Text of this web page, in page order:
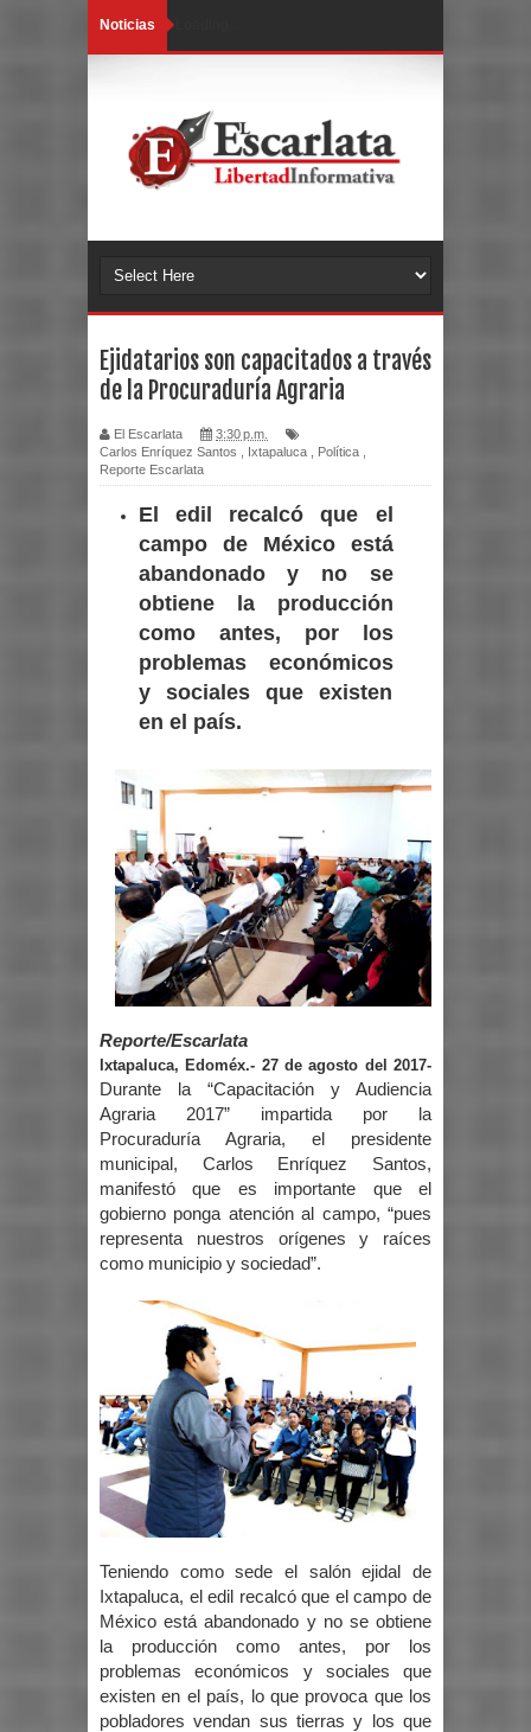
Noticias
Ejidatarios son capacitados a través
de la Procuraduría Agraria
El Escarlata
3:30 p.m.
Carlos Enríquez Santos
Ixtapaluca Política
Reporte Escarlata
El edil recalcó que el
campo de México está
abandonado y no se
obtiene la producción
como antes, por los
problemas económicos
y sociales que existen
en el país.
Reporte/Escarlata
Ixtapaluca, Edoméx.- 27 de agosto del 2017-
Durante la “Capacitación y Audiencia
Agraria 2017” impartida por la
Procuraduría Agraria, el presidente
municipal, Carlos Enríquez Santos,
manifestó que es importante que el
gobierno ponga atención al campo, “pues
representa nuestros orígenes y raíces
como municipio y sociedad”.
Teniendo como sede el salón ejidal de
Ixtapaluca, el edil recalcó que el campo de
México está abandonado y no se obtiene
la producción como antes, por los
problemas económicos y sociales que
existen en el país, lo que provoca que los
pobladores vendan sus tierras y los que